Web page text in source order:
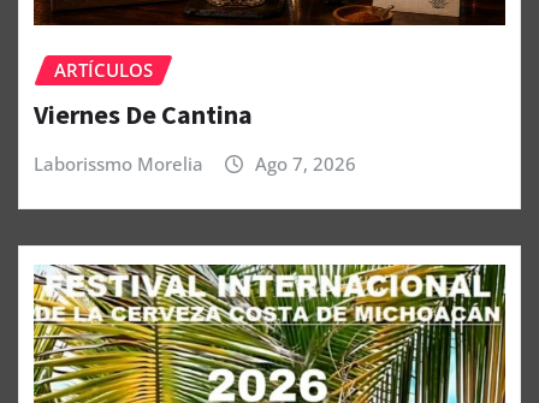
ARTÍCULOS
Viernes De Cantina
Laborissmo Morelia Ago 7, 2026